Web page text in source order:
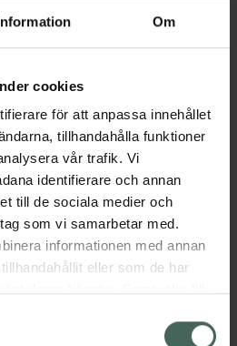
Om
cookies
för att anpassa innehållet
tillhandahålla funktioner
vår trafik. Vi
identifierare och annan
till de sociala medier och
som vi samarbetar med.
informationen med annan
eller som de har
webbplatsens